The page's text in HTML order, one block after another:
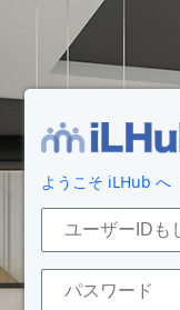
ログイン
ようこそ iLHub へ
ユーザーIDもしく
パスワード